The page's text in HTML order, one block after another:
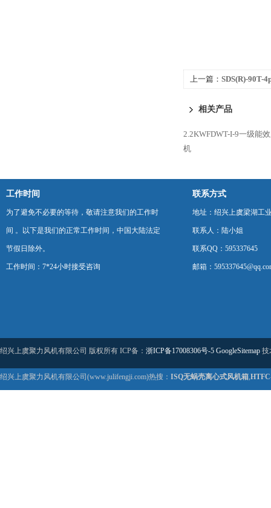
上一篇： SDS(R)-90T-
相关产品
2.2KWFDWT-I-9一级能
机
工作时间
为了避免不必要的等待，敬请注意我们的工作时
间 。以下是我们的正常工作时间，中国大陆法定
节假日除外。
工作时间：7*24小时接受咨询
联系方式
地址：绍兴上虞梁湖工
联系人：陆小姐
联系QQ：595337645
邮箱：
绍兴上虞聚力风机有限公司 版权所有 ICP备： 浙ICP备17008306号-5 GoogleSitemap 技
绍兴上虞聚力风机有限公司(www.julifengji.com)热搜： ISQ无蜗壳离心式风机箱,